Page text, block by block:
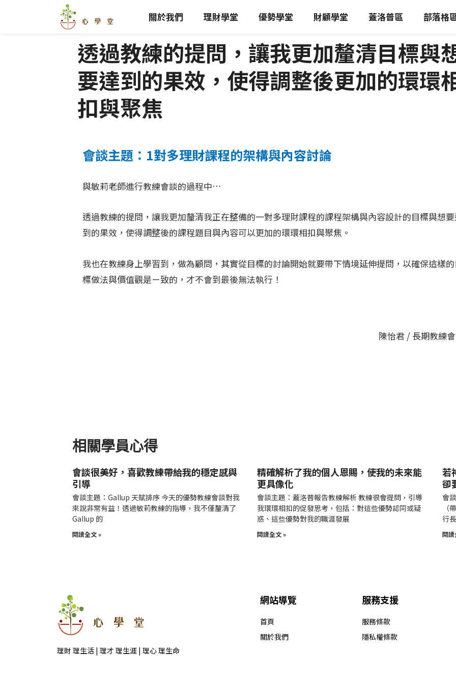
關於我們 理財學堂 優勢學堂 財顧學堂 蓋洛普區 部落格
透過教練的提問，讓我更加釐清目標與
要達到的果效，使得調整後更加的環環
扣與聚焦
會談主題：1對多理財課程的架構與內容討論
與敏莉老師進行教練會談的過程中…
透過教練的提問，讓我更加釐清我正在整備的一對多理財課程的課程架構與內容設計的目標與想
到的果效，使得調整後的課程題目與內容可以更加的環環相扣與聚焦。
我也在教練身上學習到，做為顧問，其實從目標的討論開始就要帶下情境延伸提問，以確保這樣
標做法與價值觀是ㄧ致的，才不會到最後無法執行！
陳怡君 / 長期教練
相關學員心得
會談很美好，喜歡教練帶給我的穩定感與
引導
會談主題：Gallup 天賦排序 今天的優勢教練會談對我
來說非常有益！透過敏莉教練的指導，我不僅釐清了
Gallup 的
閱讀全文 »
精確解析了我的個人恩賜，使我的未來能
更具像化
會談主題：蓋洛普報告教練解析 教練很會提問，引導
我環環相扣的促發思考，包括：對這些優勢認同或疑
惑、這些優勢對我的職涯發展
閱讀全文 »
若
卻
會
（
行
閱讀
理財 理生活 | 理才 理生涯 | 理心 理生命
網站導覽
首頁
關於我們
服務支援
服務條款
隱私權條款